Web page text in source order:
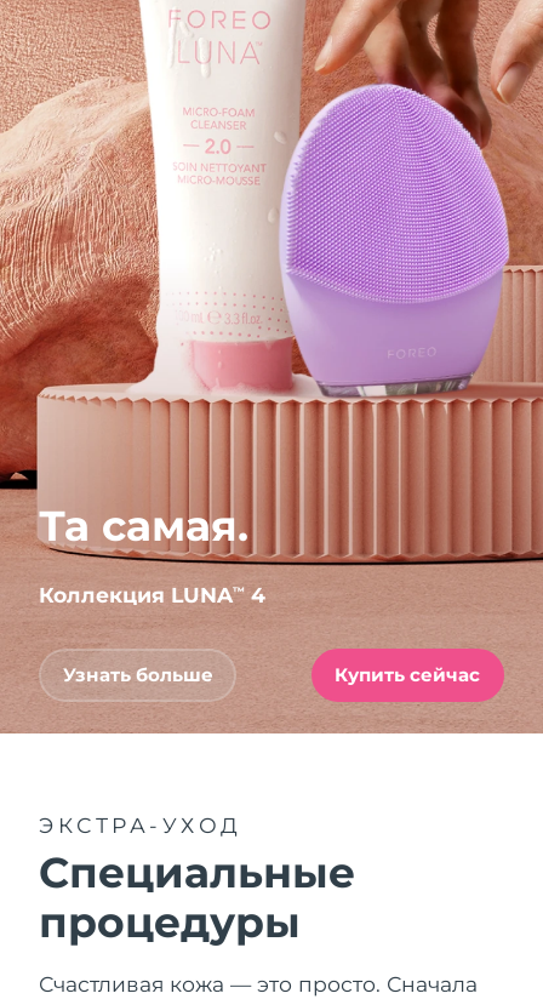
Та самая.
Коллекция LUNA™ 4
Узнать больше Купить сейчас
ЭКСТРА-УХОД
Специальные
процедуры
Счастливая кожа — это просто. Сначала